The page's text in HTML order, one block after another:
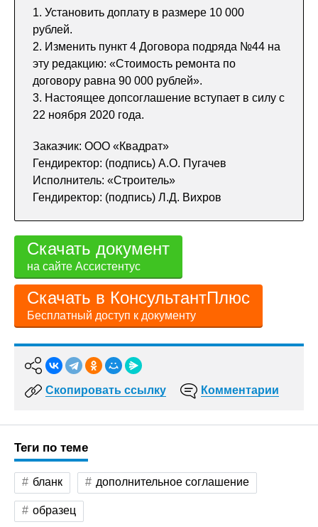
1. Установить доплату в размере 10 000
рублей.
2. Изменить пункт 4 Договора подряда №44 на
эту редакцию: «Стоимость ремонта по
договору равна 90 000 рублей».
3. Настоящее допсоглашение вступает в силу с
22 ноября 2020 года.
Заказчик: ООО «Квадрат»
Гендиректор: (подпись) А.О. Пугачев
Исполнитель: «Строитель»
Гендиректор: (подпись) Л.Д. Вихров
Скачать документ
на сайте Ассистентус
Скачать в КонсультантПлюс
Бесплатный доступ к документу
Скопировать ссылку Комментарии
Теги по теме
бланк дополнительное соглашение
образец